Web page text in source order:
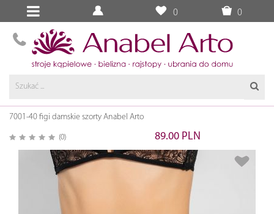
0 0
7001-40 figi damskie szorty Anabel Arto
(0) 89.00 PLN